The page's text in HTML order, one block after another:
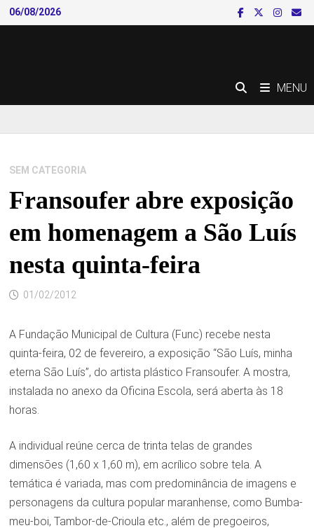
Skip
to
06/08/2026
MENU
SEM CATEGORIA
Fransoufer abre exposição
em homenagem a São Luís
nesta quinta-feira
01/02/2012
A Fundação Municipal de Cultura (Func) recebe nesta
quinta-feira, 02 de fevereiro, a exposição “São Luís, minha
eterna São Luís”, do artista plástico Fransoufer. A mostra,
instalada no anexo da Oficina Escola, será aberta às 18
horas.
A individual reúne cerca de trinta telas de grandes
dimensões (1,60 x 1,60 m), em acrílico sobre tela. A
temática é variada, mas com predominância de imagens e
personagens da cultura popular maranhense, como Bumba-
meu-boi, Tambor-de-Crioula etc., além de pregoeiros,